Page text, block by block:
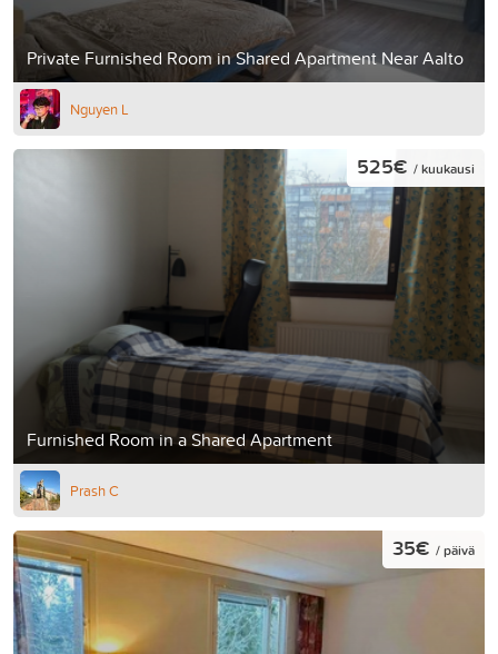
Private Furnished Room in Shared Apartment Near Aalto
Nguyen L
Furnished Room in a Shared Apartment
525€ / kuukausi
Prash C
35€ / päivä